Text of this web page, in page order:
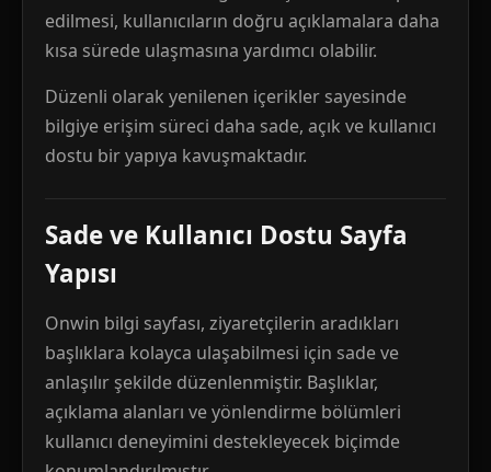
edilmesi, kullanıcıların doğru açıklamalara daha
kısa sürede ulaşmasına yardımcı olabilir.
Düzenli olarak yenilenen içerikler sayesinde
bilgiye erişim süreci daha sade, açık ve kullanıcı
dostu bir yapıya kavuşmaktadır.
Sade ve Kullanıcı Dostu Sayfa
Yapısı
Onwin bilgi sayfası, ziyaretçilerin aradıkları
başlıklara kolayca ulaşabilmesi için sade ve
anlaşılır şekilde düzenlenmiştir. Başlıklar,
açıklama alanları ve yönlendirme bölümleri
kullanıcı deneyimini destekleyecek biçimde